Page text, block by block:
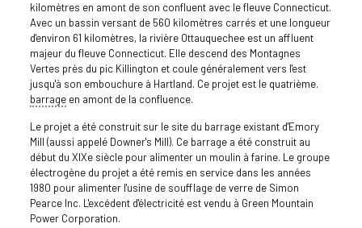
kilomètres en amont de son confluent avec le fleuve Connecticut.
Avec un bassin versant de 560 kilomètres carrés et une longueur
d'environ 61 kilomètres, la rivière Ottauquechee est un affluent
majeur du fleuve Connecticut. Elle descend des Montagnes
Vertes près du pic Killington et coule généralement vers l'est
jusqu'à son embouchure à Hartland. Ce projet est le quatrième.
barrageen amont de la confluence.
Le projet a été construit sur le site du barrage existant d'Emory
Mill (aussi appelé Downer's Mill). Ce barrage a été construit au
début du XIXe siècle pour alimenter un moulin à farine. Le groupe
électrogène du projet a été remis en service dans les années
1980 pour alimenter l'usine de soufflage de verre de Simon
Pearce Inc. L'excédent d'électricité est vendu à Green Mountain
Power Corporation.